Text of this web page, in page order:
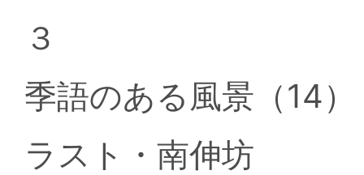
３
季語のある風景（
ラスト・南伸坊